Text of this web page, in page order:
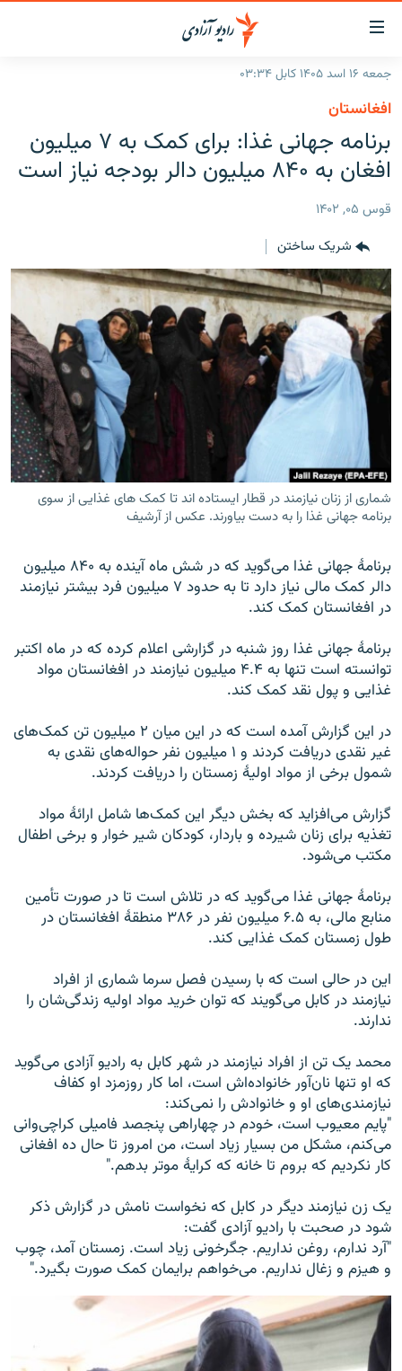
لینک‌های
قابل
دسترسی
به
متن
اصلی
بازگشت
منوی
مراجعه
به
صفحه
جستجو
گزارش‌ها
افغانستان
جهان
خبرها
مصاحبه‌ها
برنامه‌ها
مجموعه تصویری
ورزش
بحران مهاجرت
'کووید-۱۹'
تماس
صفحه پشتو
Azadi English
جمعه ۱۶ اسد ۱۴۰۵ کابل ۰۳:۳۴
افغانستان
برنامه جهانی غذا: برای کمک به ۷ میلیون
افغان به ۸۴۰ میلیون دالر بودجه نیاز است
قوس ۰۵, ۱۴۰۲
شریک ساختن
شماری از زنان نیازمند در قطار ایستاده اند تا کمک های غذایی از سوی
برنامه جهانی غذا را به دست بیاورند. عکس از آرشیف
برنامۀ جهانی غذا می‌گوید که در شش ماه آینده به ۸۴۰ میلیون
دالر کمک مالی نیاز دارد تا به حدود ۷ میلیون فرد بیشتر نیازمند
در افغانستان کمک کند.
برنامۀ جهانی غذا روز شنبه در گزارشی اعلام کرده که در ماه اکتبر
توانسته است تنها به ۴.۴ میلیون نیازمند در افغانستان مواد
غذایی و پول نقد کمک کند.
در این گزارش آمده است که در این میان ۲ میلیون تن کمک‌های
غیر نقدی دریافت کردند و ۱ میلیون نفر حواله‌های نقدی به
شمول برخی از مواد اولیۀ زمستان را دریافت کردند.
گزارش می‌افزاید که بخش دیگر این کمک‌ها شامل ارائۀ مواد
تغذیه برای زنان شیرده و باردار، کودکان شیر خوار و برخی اطفال
مکتب می‌شود.
برنامۀ جهانی غذا می‌گوید که در تلاش است تا در صورت تأمین
منابع مالی، به ۶.۵ میلیون نفر در ۳۸۶ منطقۀ افغانستان در
طول زمستان کمک غذایی کند.
این در حالی است که با رسیدن فصل سرما شماری از افراد
نیازمند در کابل می‌گویند که توان خرید مواد اولیه زندگی‌شان را
ندارند.
محمد یک تن از افراد نیازمند در شهر کابل به رادیو آزادی می‌گوید
که او تنها نان‌آور خانواده‌اش است، اما کار روزمزد او کفاف
نیازمندی‌های او و خانوادش را نمی‌کند:
"پایم معیوب است، خودم در چهاراهی پنجصد فامیلی کراچی‌وانی
می‌کنم، مشکل من بسیار زیاد است، من امروز تا حال ده افغانی
کار نکردیم که بروم تا خانه که کرایۀ موتر بدهم."
یک زن نیازمند دیگر در کابل که نخواست نامش در گزارش ذکر
شود در صحبت با رادیو آزادی گفت:
"آرد ندارم، روغن نداریم. جگرخونی زیاد است. زمستان آمد، چوب
و هیزم و زغال نداریم. می‌خواهم برایمان کمک صورت بگیرد."